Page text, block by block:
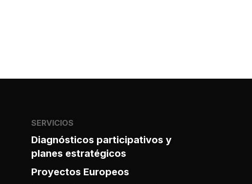
SERVICIOS
Diagnósticos participativos y
planes estratégicos
Proyectos Europeos